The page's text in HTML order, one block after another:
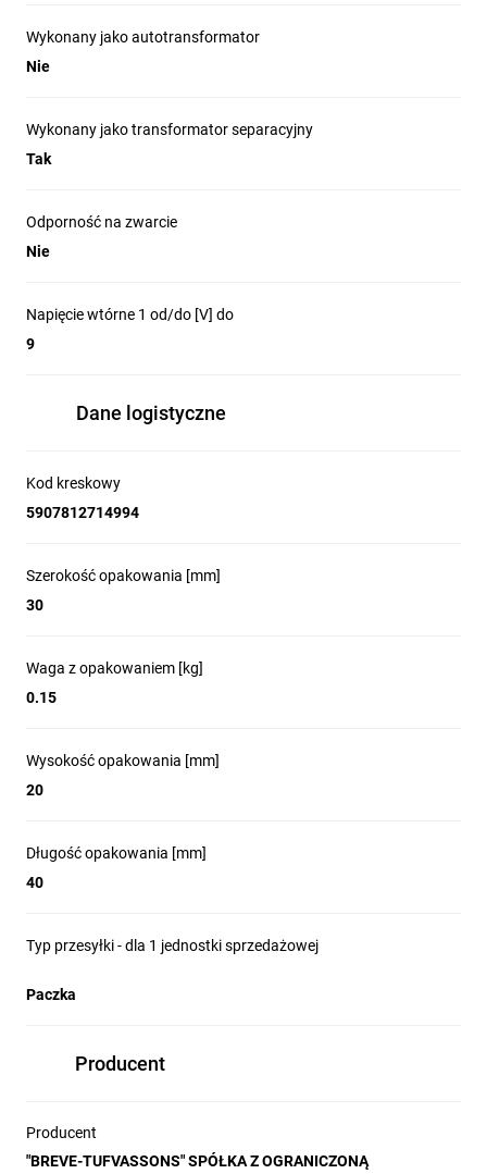
Wykonany jako autotransformator
Nie
Wykonany jako transformator separacyjny
Tak
Odporność na zwarcie
Nie
Napięcie wtórne 1 od/do [V] do
9
Dane logistyczne
Kod kreskowy
5907812714994
Szerokość opakowania [mm]
30
Waga z opakowaniem [kg]
0.15
Wysokość opakowania [mm]
20
Długość opakowania [mm]
40
Typ przesyłki - dla 1 jednostki sprzedażowej
Paczka
Producent
Producent
"BREVE-TUFVASSONS" SPÓŁKA Z OGRANICZONĄ